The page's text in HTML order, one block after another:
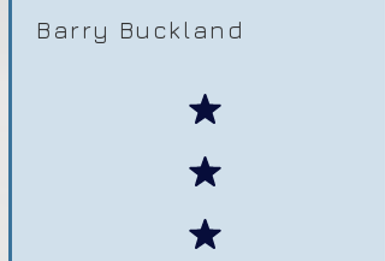
Barry Buckland